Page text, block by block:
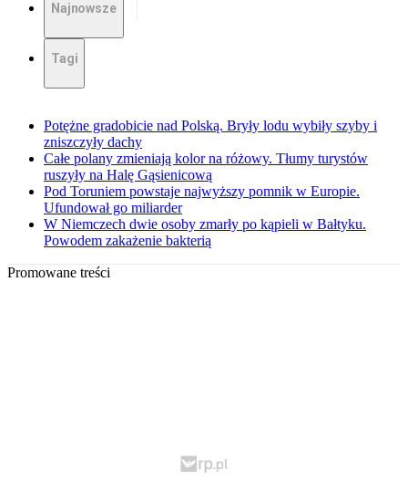
Najnowsze
Tagi
Potężne gradobicie nad Polską. Bryły lodu wybiły szyby i
zniszczyły dachy
Całe polany zmieniają kolor na różowy. Tłumy turystów
ruszyły na Halę Gąsienicową
Pod Toruniem powstaje najwyższy pomnik w Europie.
Ufundował go miliarder
W Niemczech dwie osoby zmarły po kąpieli w Bałtyku.
Powodem zakażenie bakterią
Promowane treści